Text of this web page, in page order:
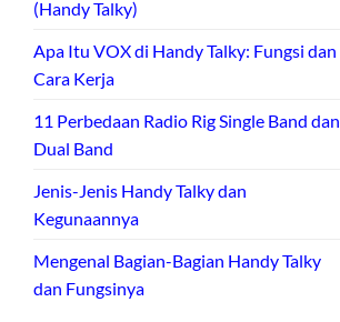
(Handy Talky)
Apa Itu VOX di Handy Talky: Fungsi dan
Cara Kerja
11 Perbedaan Radio Rig Single Band dan
Dual Band
Jenis-Jenis Handy Talky dan
Kegunaannya
Mengenal Bagian-Bagian Handy Talky
dan Fungsinya